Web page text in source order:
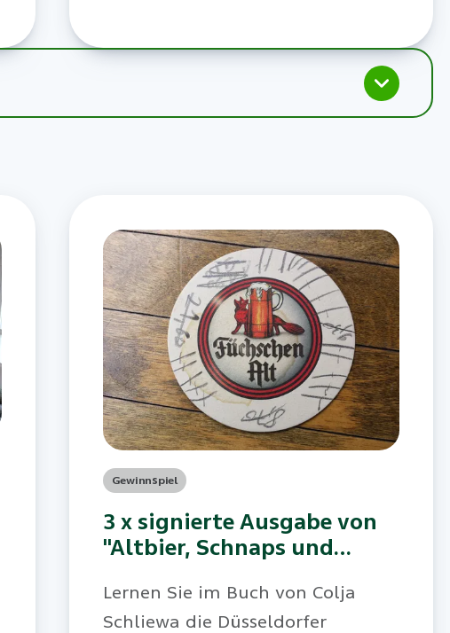
Gewinnspiel
3 x signierte Ausgabe von
"Altbier, Schnaps und
Lernen Sie im Buch von Colja
Schliewa die Düsseldorfer